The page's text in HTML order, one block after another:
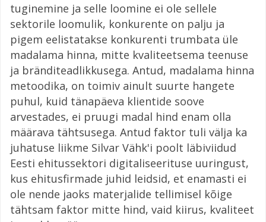
tuginemine ja selle loomine ei ole sellele
sektorile loomulik, konkurente on palju ja
pigem eelistatakse konkurenti trumbata üle
madalama hinna, mitte kvaliteetsema teenuse
ja bränditeadlikkusega. Antud, madalama hinna
metoodika, on toimiv ainult suurte hangete
puhul, kuid tänapäeva klientide soove
arvestades, ei pruugi madal hind enam olla
määrava tähtsusega. Antud faktor tuli välja ka
juhatuse liikme Silvar Vähk'i poolt läbiviidud
Eesti ehitussektori digitaliseerituse uuringust,
kus ehitusfirmade juhid leidsid, et enamasti ei
ole nende jaoks materjalide tellimisel kõige
tähtsam faktor mitte hind, vaid kiirus, kvaliteet